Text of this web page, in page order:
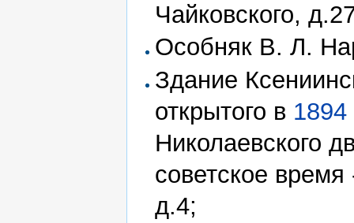
Чайковского,
Особняк В. Л.
Здание
открытого в 1894
Николаевского
советское
д.4;